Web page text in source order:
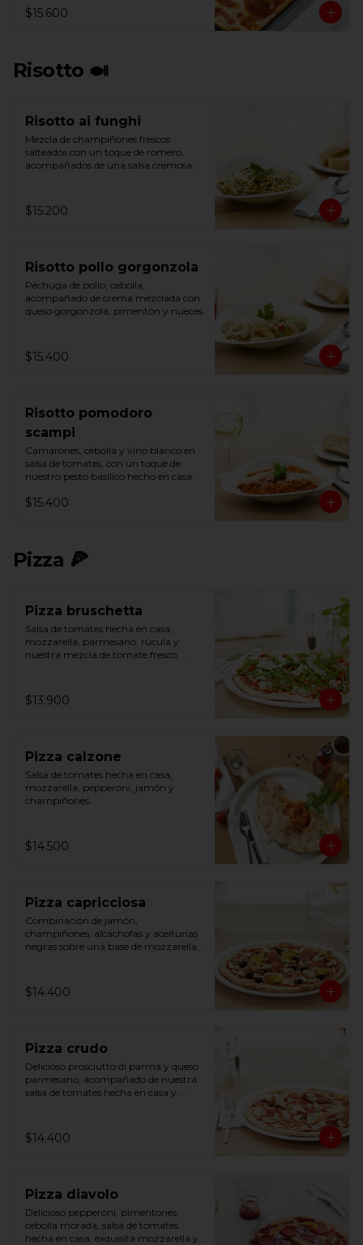
$15.600
Risotto 🍛
Risotto ai funghi
Mezcla de champiñones frescos
salteados con un toque de romero,
acompañados de una salsa cremosa.
$15.200
Risotto pollo gorgonzola
Pechuga de pollo, cebolla,
acompañado de crema mezclada con
queso gorgonzola, pimentón y nueces.
$15.400
Risotto pomodoro
scampi
Camarones, cebolla y vino blanco en
salsa de tomates, con un toque de
nuestro pesto basilico hecho en casa.
$15.400
Pizza 🍕
Pizza bruschetta
Salsa de tomates hecha en casa,
mozzarella, parmesano, rúcula y
nuestra mezcla de tomate fresco,
$13.900
Pizza calzone
Salsa de tomates hecha en casa,
mozzarella, pepperoni, jamón y
champiñones.
$14.500
Pizza capricciosa
Combinación de jamón,
champiñones, alcachofas y aceitunas
negras sobre una base de mozzarella y
$14.400
Pizza crudo
Delicioso prosciutto di parma y queso
parmesano, acompañado de nuestra
salsa de tomates hecha en casa y
$14.400
Pizza diavolo
Delicioso pepperoni, pimentones,
cebolla morada, salsa de tomates
hecha en casa, exquisita mozzarella y